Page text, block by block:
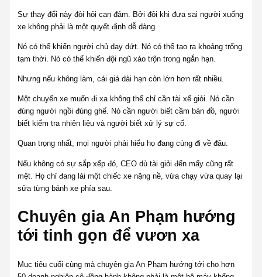
Sự thay đổi này đòi hỏi can đảm. Bởi đôi khi đưa sai người xuống
xe không phải là một quyết định dễ dàng.
Nó có thể khiến người chủ day dứt. Nó có thể tạo ra khoảng trống
tạm thời. Nó có thể khiến đội ngũ xáo trộn trong ngắn hạn.
Nhưng nếu không làm, cái giá dài hạn còn lớn hơn rất nhiều.
Một chuyến xe muốn đi xa không thể chỉ cần tài xế giỏi. Nó cần
đúng người ngồi đúng ghế. Nó cần người biết cầm bản đồ, người
biết kiểm tra nhiên liệu và người biết xử lý sự cố.
Quan trọng nhất, mọi người phải hiểu họ đang cùng đi về đâu.
Nếu không có sự sắp xếp đó, CEO dù tài giỏi đến mấy cũng rất
mệt. Họ chỉ đang lái một chiếc xe nặng nề, vừa chạy vừa quay lại
sửa từng bánh xe phía sau.
Chuyên gia An Phạm hướng
tới tinh gọn để vươn xa
Mục tiêu cuối cùng mà chuyên gia An Phạm hướng tới cho hơn